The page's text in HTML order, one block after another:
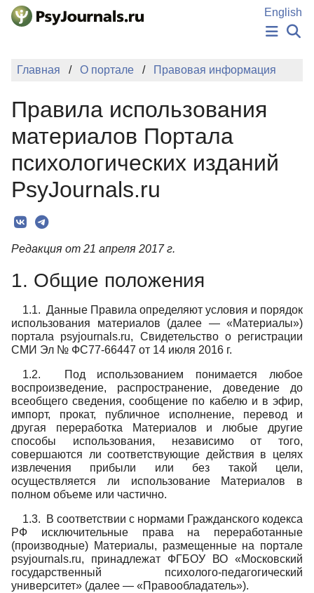
Перейти к основному содержанию
English
НОВОСТИ
ПОДАТЬ РУКОПИСЬ
БАЗА ЗНАНИЙ
КЛЮЧЕВЫЕ СЛОВА
Регистрация
Вход
Главная О портале Правовая информация
Правила использования
материалов Портала
психологических изданий
PsyJournals.ru
Редакция от 21 апреля 2017 г.
1. Общие положения
1.1. Данные Правила определяют условия и порядок
использования материалов (далее — «Материалы»)
портала psyjournals.ru, Свидетельство о регистрации
СМИ Эл № ФС77-66447 от 14 июля 2016 г.
1.2. Под использованием понимается любое
воспроизведение, распространение, доведение до
всеобщего сведения, сообщение по кабелю и в эфир,
импорт, прокат, публичное исполнение, перевод и
другая переработка Материалов и любые другие
способы использования, независимо от того,
совершаются ли соответствующие действия в целях
извлечения прибыли или без такой цели,
осуществляется ли использование Материалов в
полном объеме или частично.
1.3. В соответствии с нормами Гражданского кодекса
РФ исключительные права на переработанные
(производные) Материалы, размещенные на портале
psyjournals.ru, принадлежат ФГБОУ ВО «Московский
государственный психолого-педагогический
университет» (далее — «Правообладатель»).